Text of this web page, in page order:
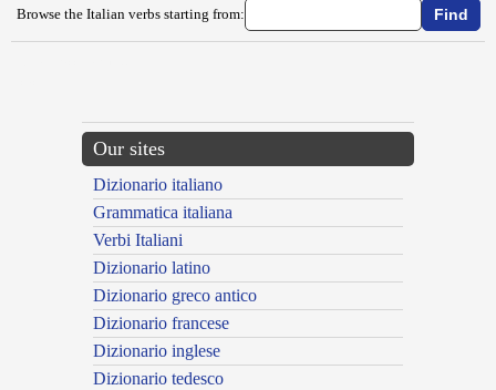
Browse the Italian verbs starting from:
Our sites
Dizionario italiano
Grammatica italiana
Verbi Italiani
Dizionario latino
Dizionario greco antico
Dizionario francese
Dizionario inglese
Dizionario tedesco